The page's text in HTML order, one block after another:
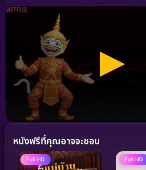
หนังฟรีที่คุณอาจจะชอบ
Full HD Full HD